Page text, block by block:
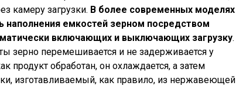
камеру загрузки. В более современных моделях
наполнения емкостей зерном посредством
включающих и выключающих загрузку.
зерно перемешивается и не задерживается у
продукт обработан, он охлаждается, а затем
изготавливаемый, как правило, из нержавеющей